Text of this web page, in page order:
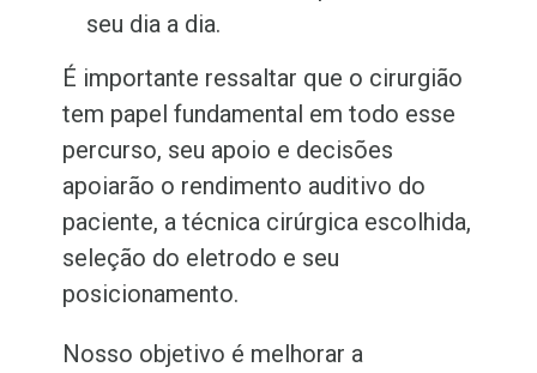
seu dia a dia.
É importante ressaltar que o cirurgião
tem papel fundamental em todo esse
percurso, seu apoio e decisões
apoiarão o rendimento auditivo do
paciente, a técnica cirúrgica escolhida,
seleção do eletrodo e seu
posicionamento.
Nosso objetivo é melhorar a